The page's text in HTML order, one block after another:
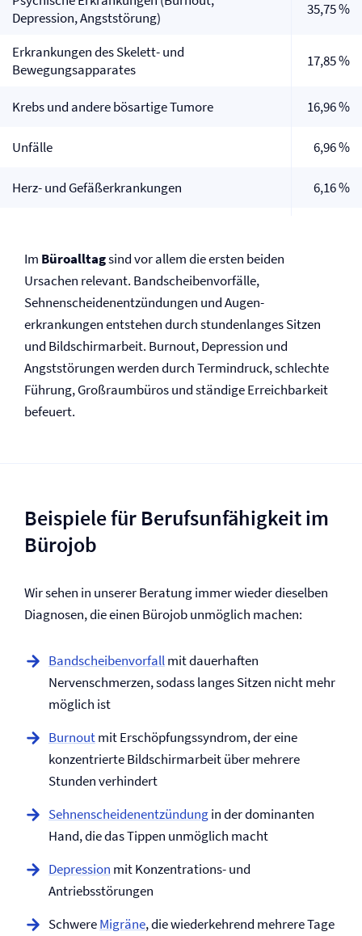
Depression, Angststörung)
35,75 %
Erkrankungen des Skelett- und
Bewegungsapparates
17,85 %
Krebs und andere bösartige Tumore 16,96 %
Unfälle 6,96 %
Herz- und Gefäß­erkrankungen 6,16 %
Im Büroalltagsind vor allem die ersten beiden
Ursachen relevant. Bandscheibenvorfälle,
Sehnenscheiden­entzündungen und Augen­
erkrankungen entstehen durch stundenlanges Sitzen
und Bildschirmarbeit. Burnout, Depression und
Angststörungen werden durch Termindruck, schlechte
Führung, Großraumbüros und ständige Erreichbarkeit
befeuert.
Beispiele für Berufs­unfähigkeit im
Bürojob
Wir sehen in unserer Beratung immer wieder dieselben
Diagnosen, die einen Bürojob unmöglich machen:
Bandscheibenvorfallmit dauerhaften
Nervenschmerzen, sodass langes Sitzen nicht mehr
möglich ist
Burnoutmit Erschöpfungssyndrom, der eine
konzentrierte Bildschirmarbeit über mehrere
Stunden verhindert
Sehnenscheiden­entzündungin der dominanten
Hand, die das Tippen unmöglich macht
Depression mit Konzentrations- und
Antriebsstörungen
SchwereMigräne, die wiederkehrend mehrere Tage